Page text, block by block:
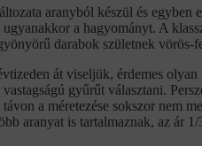
aranyból készül és egyben
a hagyományt. A
darabok születnek vörös-
át viseljük, érdemes
vastagságú gyűrűt választani.
a méretezése sokszor nem
aranyat is tartalmaznak, az ár